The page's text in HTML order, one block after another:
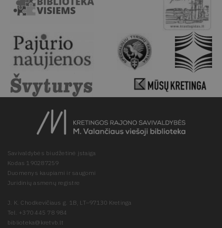
Savivaldybės biudžetinė įstaiga
Kodas 190287259
Duomenys kaupiami ir saugomi
Juridinių asmenų registre
J. K. Chodkevičiaus g. 1B, LT–97130 Kretinga
Tel. +370 445 78 984
biblioteka@kretvb.lt